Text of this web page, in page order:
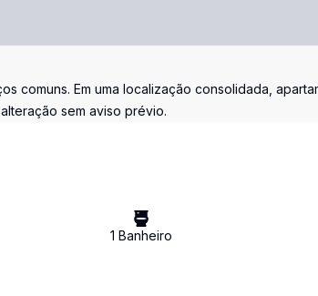
comuns. Em uma localização consolidada,
sem aviso prévio.
1 Banheiro